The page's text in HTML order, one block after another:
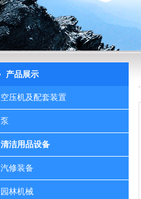
产品展示
空压机及配套装置
泵
清洁用品设备
汽修装备
园林机械